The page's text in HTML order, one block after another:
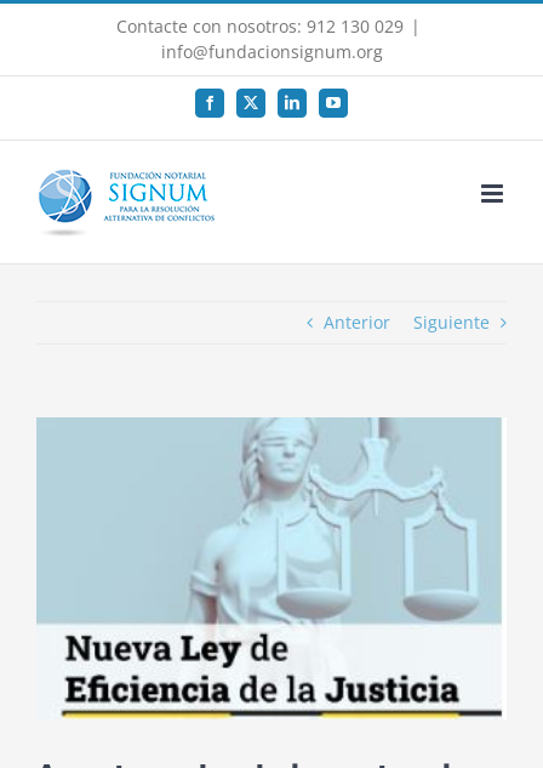
Saltar
Contacte con nosotros: 912 130 029 |
info@fundacionsignum.org
Facebook
X LinkedInYouTube
Anterior Siguiente